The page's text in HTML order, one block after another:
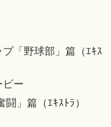
「野球部」篇（ｴｷｽ
ビー
」篇（ｴｷｽﾄﾗ）